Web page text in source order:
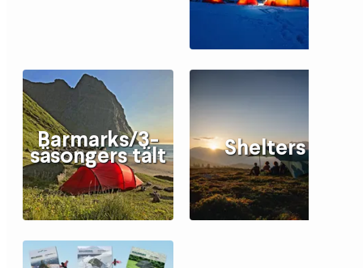
Barmarks/3-
säsongers tält Shelters